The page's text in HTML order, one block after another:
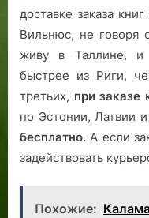
доставке заказа
Вильнюс, не говоря
живу в Таллине, и
быстрее из Риги,
третьих, при заказе
по Эстонии, Латвии
бесплатно. А если
задействовать
Похожие: